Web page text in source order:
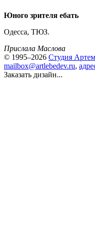
Юного зрителя ебать
Одесса, ТЮЗ.
Прислала Маслова
© 1995–2026 Студия
mailbox@artlebedev.ru,
Заказать дизайн...